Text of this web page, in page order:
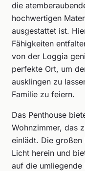
die
hochwertigen
ausgestattet ist.
Fähigkeiten
von der Loggia
perfekte Ort, um
ausklingen zu
Familie zu feiern.
Das Penthouse
Wohnzimmer, das
einlädt. Die großen
Licht herein und
auf die umliegende